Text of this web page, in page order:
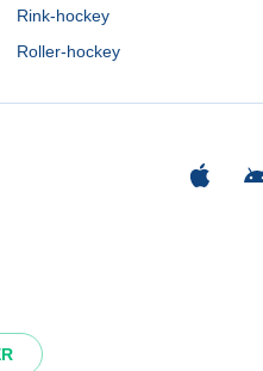
Rink-hockey
Roller-hockey